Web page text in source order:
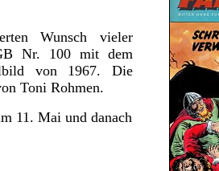
Wunsch vieler
Nr. 100 mit dem
von 1967. Die
Toni Rohmen.
11. Mai und danach